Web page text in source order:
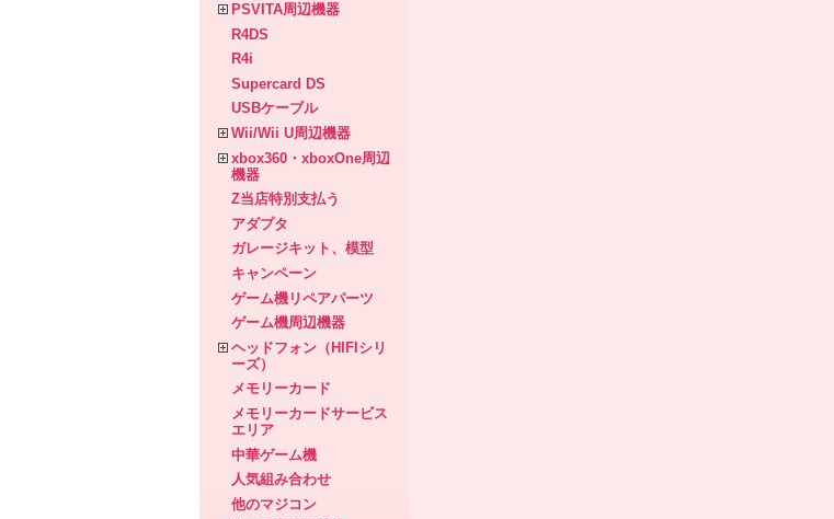
PSVITA周辺機器
R4DS
R4i
Supercard DS
USBケーブル
Wii/Wii U周辺機器
xbox360・xboxOne周辺
機器
Z当店特別支払う
アダプタ
ガレージキット、模型
キャンペーン
ゲーム機リペアパーツ
ゲーム機周辺機器
ヘッドフォン（HIFIシリ
ーズ）
メモリーカード
メモリーカードサービス
エリア
中華ゲーム機
人気組み合わせ
他のマジコン